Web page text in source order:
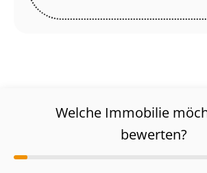
Welche Immobilie
bewerten?